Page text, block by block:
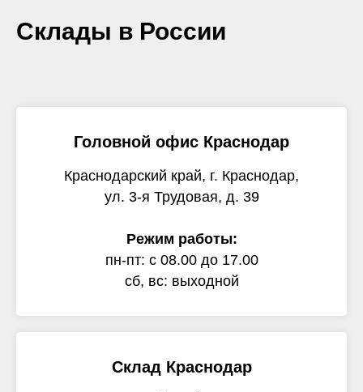
Склады в России
Головной офис Краснодар
Краснодарский край, г. Краснодар,
ул. 3-я Трудовая, д. 39
Режим работы:
пн-пт: с 08.00 до 17.00
сб, вс: выходной
Склад Краснодар